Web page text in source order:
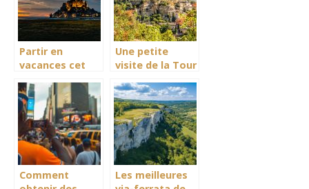
Partir en
vacances cet
Normandie.
Une petite
visite de la Tour
Comment
Les meilleures